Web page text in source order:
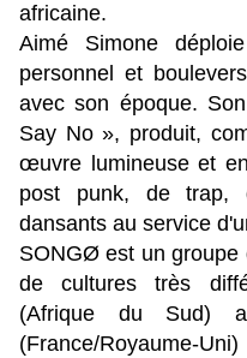
africaine.
Aimé Simone
personnel et
avec son époque.
Say No », produit,
œuvre lumineuse et
post punk, de trap,
dansants au service
SONGØ est un groupe
de cultures très
(Afrique du Sud)
(France/Royaume-